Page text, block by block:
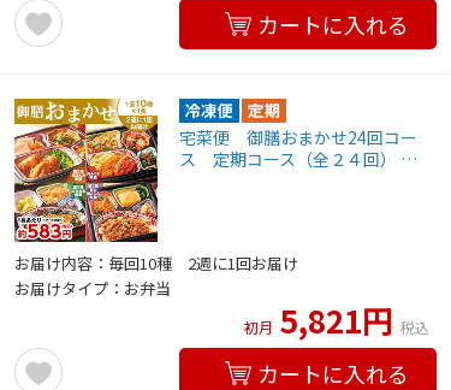
カートに入れる
宅菜便 御膳おまかせ24回コー
ス 定期コース（全２４回） …
お届け内容：毎回10種 2週に1回お届け
お届けタイプ：お弁当
初月 5,821円 税込
カートに入れる